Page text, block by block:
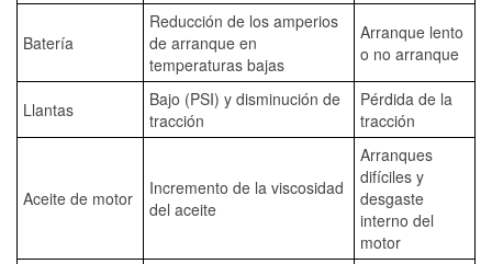
Batería
Reducción de los amperios
de arranque en
temperaturas bajas
Arranque lento
o no arranque
Llantas
Bajo (PSI) y disminución de
tracción
Pérdida de la
tracción
Aceite de motor
Incremento de la viscosidad
del aceite
Arranques
difíciles y
desgaste
interno del
motor